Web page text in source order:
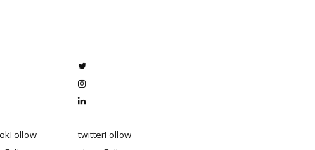
Follow twitterFollow